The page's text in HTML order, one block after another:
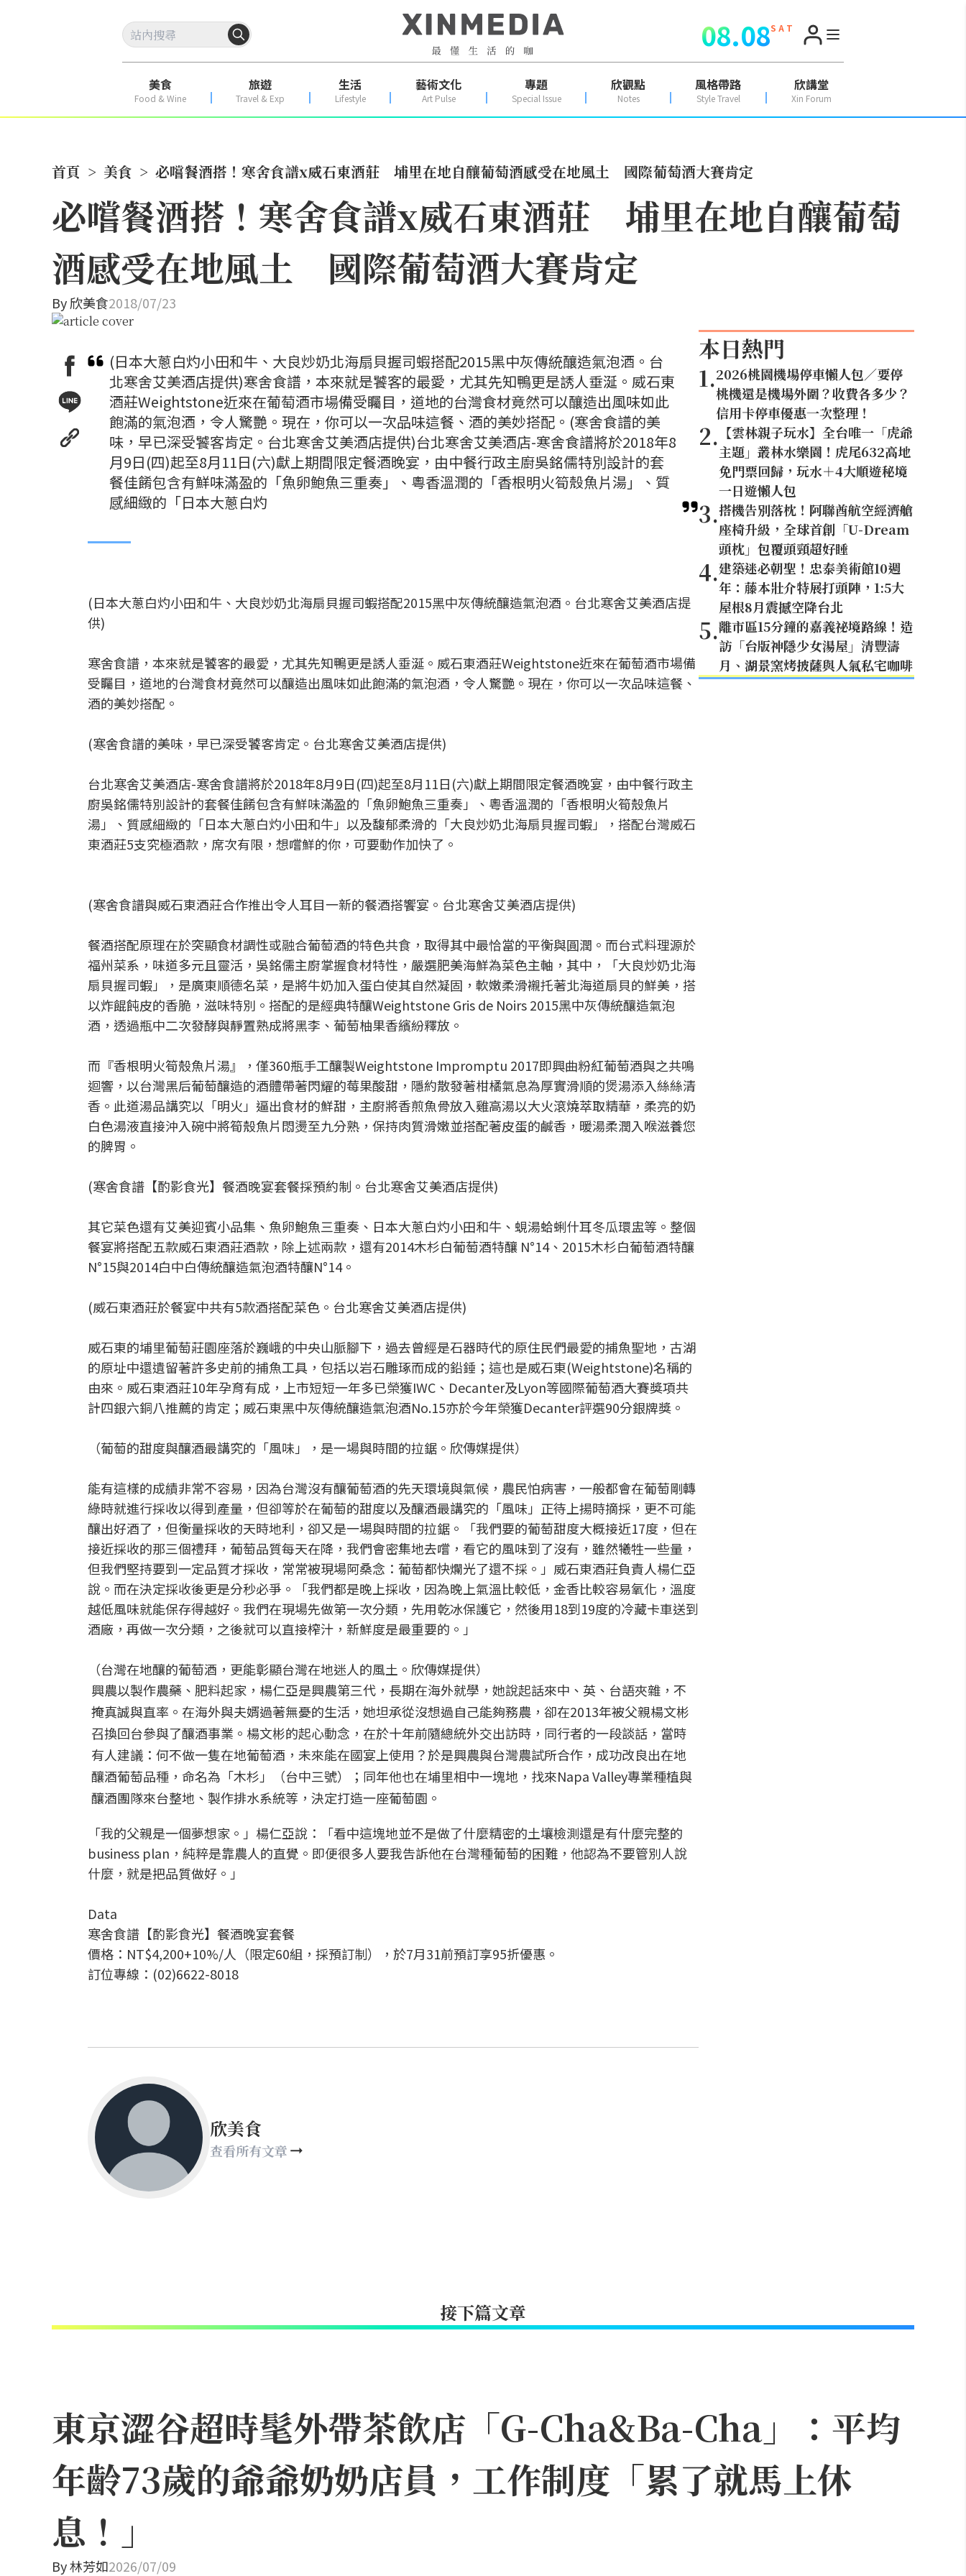
08.08S A T
美食
Food & Wine
旅遊
Travel & Exp
生活
Lifestyle
藝術文化
Art Pulse
專題
Special Issue
欣觀點
Notes
風格帶路
Style Travel
欣講堂
Xin Forum
首頁 > 美食 > 必嚐餐酒搭！寒舍食譜x威石東酒莊 埔里在地自釀葡萄酒感受在地風土 國際葡萄酒大賽肯定
必嚐餐酒搭！寒舍食譜x威石東酒莊 埔里在地自釀葡萄
酒感受在地風土 國際葡萄酒大賽肯定
By欣美食2018/07/23
(日本大蔥白灼小田和牛、大良炒奶北海扇貝握司蝦搭配2015黑中灰傳統釀造氣泡酒。台
北寒舍艾美酒店提供)寒舍食譜，本來就是饕客的最愛，尤其先知鴨更是誘人垂涎。威石東
酒莊Weightstone近來在葡萄酒市場備受矚目，道地的台灣食材竟然可以釀造出風味如此
飽滿的氣泡酒，令人驚艷。現在，你可以一次品味這餐、酒的美妙搭配。(寒舍食譜的美
味，早已深受饕客肯定。台北寒舍艾美酒店提供)台北寒舍艾美酒店-寒舍食譜將於2018年8
月9日(四)起至8月11日(六)獻上期間限定餐酒晚宴，由中餐行政主廚吳銘儒特別設計的套
餐佳餚包含有鮮味滿盈的「魚卵鮑魚三重奏」、粵香溫潤的「香根明火筍殼魚片湯」、質
感細緻的「日本大蔥白灼
(日本大蔥白灼小田和牛、大良炒奶北海扇貝握司蝦搭配2015黑中灰傳統釀造氣泡酒。台北寒舍艾美酒店提
供)
寒舍食譜，本來就是饕客的最愛，尤其先知鴨更是誘人垂涎。威石東酒莊Weightstone近來在葡萄酒市場備
受矚目，道地的台灣食材竟然可以釀造出風味如此飽滿的氣泡酒，令人驚艷。現在，你可以一次品味這餐、
酒的美妙搭配。
(寒舍食譜的美味，早已深受饕客肯定。台北寒舍艾美酒店提供)
台北寒舍艾美酒店-寒舍食譜將於2018年8月9日(四)起至8月11日(六)獻上期間限定餐酒晚宴，由中餐行政主
廚吳銘儒特別設計的套餐佳餚包含有鮮味滿盈的「魚卵鮑魚三重奏」、粵香溫潤的「香根明火筍殼魚片
湯」、質感細緻的「日本大蔥白灼小田和牛」以及馥郁柔滑的「大良炒奶北海扇貝握司蝦」，搭配台灣威石
東酒莊5支究極酒款，席次有限，想嚐鮮的你，可要動作加快了。
(寒舍食譜與威石東酒莊合作推出令人耳目一新的餐酒搭饗宴。台北寒舍艾美酒店提供)
餐酒搭配原理在於突顯食材調性或融合葡萄酒的特色共食，取得其中最恰當的平衡與圓潤。而台式料理源於
福州菜系，味道多元且靈活，吳銘儒主廚掌握食材特性，嚴選肥美海鮮為菜色主軸，其中，「大良炒奶北海
扇貝握司蝦」，是廣東順德名菜，是將牛奶加入蛋白使其自然凝固，軟嫩柔滑襯托著北海道扇貝的鮮美，搭
以炸餛飩皮的香脆，滋味特別。搭配的是經典特釀Weightstone Gris de Noirs 2015黑中灰傳統釀造氣泡
酒，透過瓶中二次發酵與靜置熟成將黑李、葡萄柚果香繽紛釋放。
而『香根明火筍殼魚片湯』，僅360瓶手工釀製Weightstone Impromptu 2017即興曲粉紅葡萄酒與之共鳴
迴響，以台灣黑后葡萄釀造的酒體帶著閃耀的莓果酸甜，隱約散發著柑橘氣息為厚實滑順的煲湯添入絲絲清
香。此道湯品講究以「明火」逼出食材的鮮甜，主廚將香煎魚骨放入雞高湯以大火滾燒萃取精華，柔亮的奶
白色湯液直接沖入碗中將筍殼魚片悶燙至九分熟，保持肉質滑嫩並搭配著皮蛋的鹹香，暖湯柔潤入喉滋養您
的脾胃。
(寒舍食譜【酌影食光】餐酒晚宴套餐採預約制。台北寒舍艾美酒店提供)
其它菜色還有艾美迎賓小品集、魚卵鮑魚三重奏、日本大蔥白灼小田和牛、蜆湯蛤蜊什耳冬瓜環盅等。整個
餐宴將搭配五款威石東酒莊酒款，除上述兩款，還有2014木杉白葡萄酒特釀 N°14、2015木杉白葡萄酒特釀
N°15與2014白中白傳統釀造氣泡酒特釀N°14。
(威石東酒莊於餐宴中共有5款酒搭配菜色。台北寒舍艾美酒店提供)
威石東的埔里葡萄莊園座落於巍峨的中央山脈腳下，過去曾經是石器時代的原住民們最愛的捕魚聖地，古湖
的原址中還遺留著許多史前的捕魚工具，包括以岩石雕琢而成的鉛錘；這也是威石東(Weightstone)名稱的
由來。威石東酒莊10年孕育有成，上市短短一年多已榮獲IWC、Decanter及Lyon等國際葡萄酒大賽獎項共
計四銀六銅八推薦的肯定；威石東黑中灰傳統釀造氣泡酒No.15亦於今年榮獲Decanter評選90分銀牌獎。
（葡萄的甜度與釀酒最講究的「風味」，是一場與時間的拉鋸。欣傳媒提供）
能有這樣的成績非常不容易，因為台灣沒有釀葡萄酒的先天環境與氣候，農民怕病害，一般都會在葡萄剛轉
綠時就進行採收以得到產量，但卻等於在葡萄的甜度以及釀酒最講究的「風味」正待上揚時摘採，更不可能
釀出好酒了，但衡量採收的天時地利，卻又是一場與時間的拉鋸。「我們要的葡萄甜度大概接近17度，但在
接近採收的那三個禮拜，葡萄品質每天在降，我們會密集地去嚐，看它的風味到了沒有，雖然犧牲一些量，
但我們堅持要到一定品質才採收，常常被現場阿桑念：葡萄都快爛光了還不採。」威石東酒莊負責人楊仁亞
說。而在決定採收後更是分秒必爭。「我們都是晚上採收，因為晚上氣溫比較低，金香比較容易氧化，溫度
越低風味就能保存得越好。我們在現場先做第一次分類，先用乾冰保護它，然後用18到19度的冷藏卡車送到
酒廠，再做一次分類，之後就可以直接榨汁，新鮮度是最重要的。」
（台灣在地釀的葡萄酒，更能彰顯台灣在地迷人的風土。欣傳媒提供）
興農以製作農藥、肥料起家，楊仁亞是興農第三代，長期在海外就學，她說起話來中、英、台語夾雜，不
掩真誠與直率。在海外與夫婿過著無憂的生活，她坦承從沒想過自己能夠務農，卻在2013年被父親楊文彬
召換回台參與了釀酒事業。楊文彬的起心動念，在於十年前隨總統外交出訪時，同行者的一段談話，當時
有人建議：何不做一隻在地葡萄酒，未來能在國宴上使用？於是興農與台灣農試所合作，成功改良出在地
釀酒葡萄品種，命名為「木杉」（台中三號）；同年他也在埔里相中一塊地，找來Napa Valley專業種植與
釀酒團隊來台整地、製作排水系統等，決定打造一座葡萄園。
「我的父親是一個夢想家。」楊仁亞說：「看中這塊地並不是做了什麼精密的土壤檢測還是有什麼完整的
business plan，純粹是靠農人的直覺。即便很多人要我告訴他在台灣種葡萄的困難，他認為不要管別人說
什麼，就是把品質做好。」
Data
寒舍食譜【酌影食光】餐酒晚宴套餐
價格：NT$4,200+10%/人（限定60組，採預訂制），於7月31前預訂享95折優惠。
訂位專線：(02)6622-8018
欣美食
查看所有文章
本日熱門
1.2026桃園機場停車懶人包／要停
桃機還是機場外圍？收費各多少？
信用卡停車優惠一次整理！
2. 【雲林親子玩水】全台唯一「虎爺
主題」叢林水樂園！虎尾632高地
免門票回歸，玩水＋4大順遊秘境
一日遊懶人包
3.搭機告別落枕！阿聯酋航空經濟艙
座椅升級，全球首創「U-Dream
頭枕」包覆頭頸超好睡
4.建築迷必朝聖！忠泰美術館10週
年：藤本壯介特展打頭陣，1:5大
屋根8月震撼空降台北
5.離市區15分鐘的嘉義祕境路線！造
訪「台版神隱少女湯屋」清豐濤
月、湖景窯烤披薩與人氣私宅咖啡
接下篇文章
東京澀谷超時髦外帶茶飲店「G-Cha&Ba-Cha」：平均
年齡73歲的爺爺奶奶店員，工作制度「累了就馬上休
息！」
By林芳如2026/07/09